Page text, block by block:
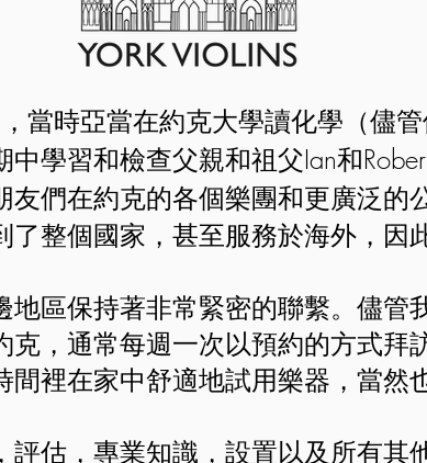
當時亞當在約克大學讀化學（儘
學習和檢查父親和祖父Ian和
們在約克的各個樂團和更廣泛的
整個國家，甚至服務於海外，因
地區保持著非常緊密的聯繫。儘管
克，通常每週一次以預約的方式拜
間裡在家中舒適地試用樂器，當然
評估，專業知識，設置以及所有其